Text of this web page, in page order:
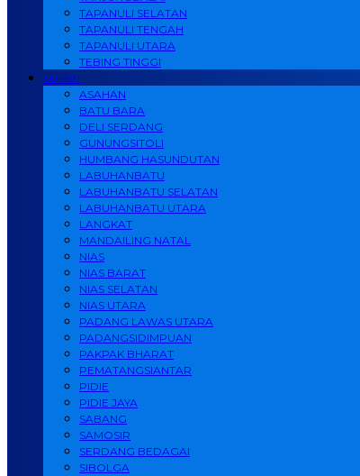
TAPANULI SELATAN
TAPANULI TENGAH
TAPANULI UTARA
TEBING TINGGI
SUMUT
ASAHAN
BATU BARA
DELI SERDANG
GUNUNGSITOLI
HUMBANG HASUNDUTAN
LABUHANBATU
LABUHANBATU SELATAN
LABUHANBATU UTARA
LANGKAT
MANDAILING NATAL
NIAS
NIAS BARAT
NIAS SELATAN
NIAS UTARA
PADANG LAWAS UTARA
PADANGSIDIMPUAN
PAKPAK BHARAT
PEMATANGSIANTAR
PIDIE
PIDIE JAYA
SABANG
SAMOSIR
SERDANG BEDAGAI
SIBOLGA